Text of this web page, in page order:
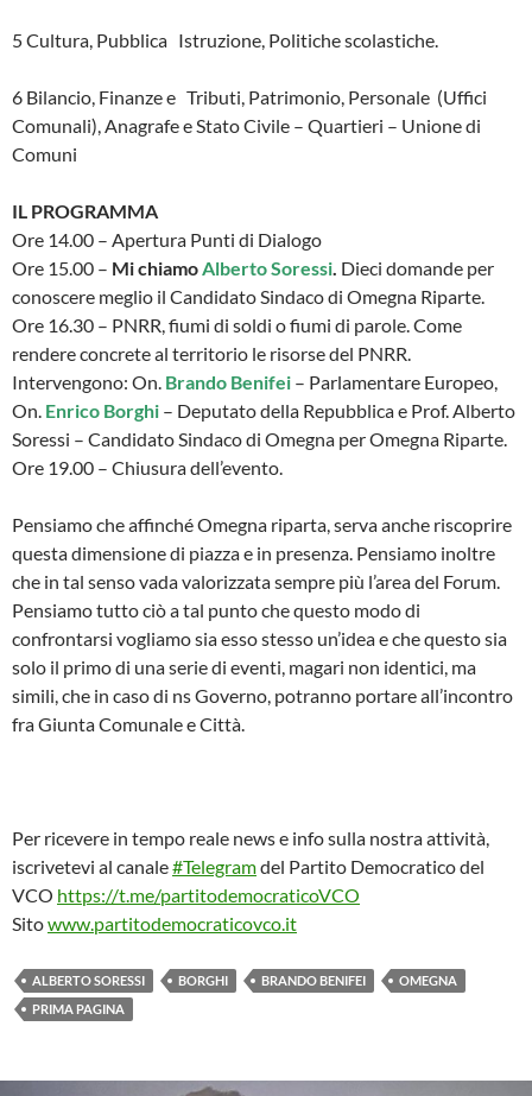
5 Cultura, Pubblica Istruzione, Politiche scolastiche.
6 Bilancio, Finanze e Tributi, Patrimonio, Personale (Uffici
Comunali), Anagrafe e Stato Civile – Quartieri – Unione di
Comuni
IL PROGRAMMA
Ore 14.00 – Apertura Punti di Dialogo
Ore 15.00 – Mi chiamoAlberto Soressi. Dieci domande per
conoscere meglio il Candidato Sindaco di Omegna Riparte.
Ore 16.30 – PNRR, fiumi di soldi o fiumi di parole. Come
rendere concrete al territorio le risorse del PNRR.
Intervengono: On. Brando Benifei – Parlamentare Europeo,
On. Enrico Borghi – Deputato della Repubblica e Prof. Alberto
Soressi – Candidato Sindaco di Omegna per Omegna Riparte.
Ore 19.00 – Chiusura dell’evento.
Pensiamo che affinché Omegna riparta, serva anche riscoprire
questa dimensione di piazza e in presenza. Pensiamo inoltre
che in tal senso vada valorizzata sempre più l’area del Forum.
Pensiamo tutto ciò a tal punto che questo modo di
confrontarsi vogliamo sia esso stesso un’idea e che questo sia
solo il primo di una serie di eventi, magari non identici, ma
simili, che in caso di ns Governo, potranno portare all’incontro
fra Giunta Comunale e Città.
Per ricevere in tempo reale news e info sulla nostra attività,
iscrivetevi al canale#Telegramdel Partito Democratico del
VCO https://t.me/partitodemocraticoVCO
Sitowww.partitodemocraticovco.it
ALBERTO SORESSI BORGHI BRANDO BENIFEI
OMEGNA
PRIMA PAGINA